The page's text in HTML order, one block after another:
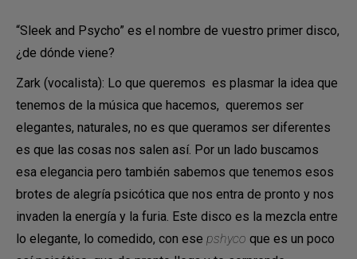
“Sleek and Psycho” es el nombre de vuestro primer disco,
¿de dónde viene?
Zark (vocalista): Lo que queremos es plasmar la idea que
tenemos de la música que hacemos, queremos ser
elegantes, naturales, no es que queramos ser diferentes
es que las cosas nos salen así. Por un lado buscamos
esa elegancia pero también sabemos que tenemos esos
brotes de alegría psicótica que nos entra de pronto y nos
invaden la energía y la furia. Este disco es la mezcla entre
lo elegante, lo comedido, con ese pshyco que es un poco